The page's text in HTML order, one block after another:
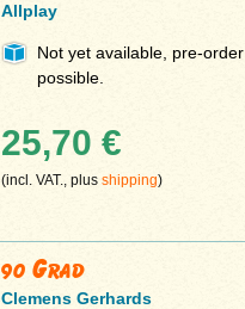
Allplay
Not yet available, pre-order
possible.
25,70 €
(incl. VAT., plusshipping)
90 Grad
Clemens Gerhards